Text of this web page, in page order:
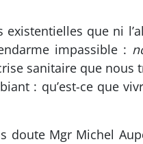
existentielles que ni
impassible :
sanitaire que nous
: qu’est-ce que
doute Mgr Michel